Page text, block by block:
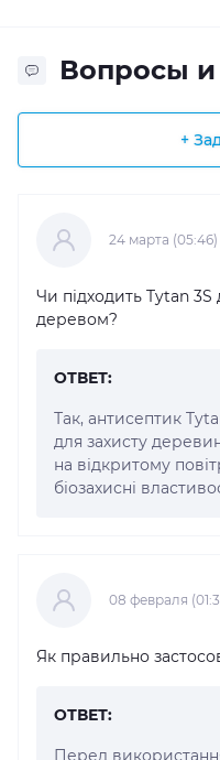
Вопросы и
+
24 марта (05:46)
Чи підходить Tytan 3S
деревом?
ОТВЕТ:
Так, антисептик
для захисту
на відкритому
біозахисні
08 февраля
Як правильно
ОТВЕТ:
Перед